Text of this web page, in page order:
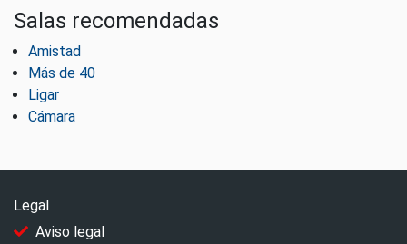
Salas recomendadas
Amistad
Más de 40
Ligar
Cámara
Legal
Aviso legal